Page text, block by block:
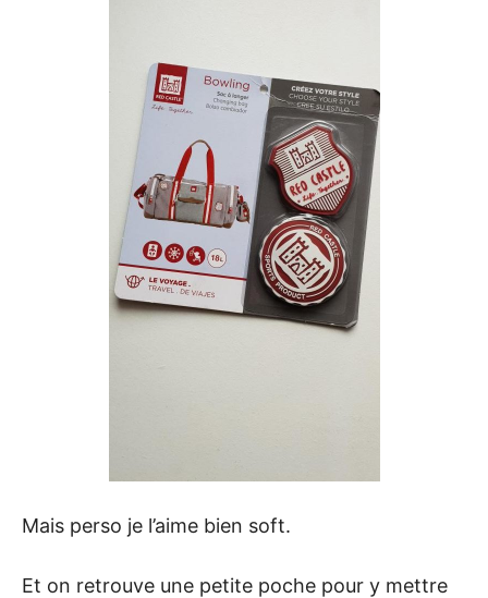
Mais perso je l’aime bien soft.
Et on retrouve une petite poche pour y mettre